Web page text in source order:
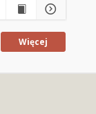
Więcej